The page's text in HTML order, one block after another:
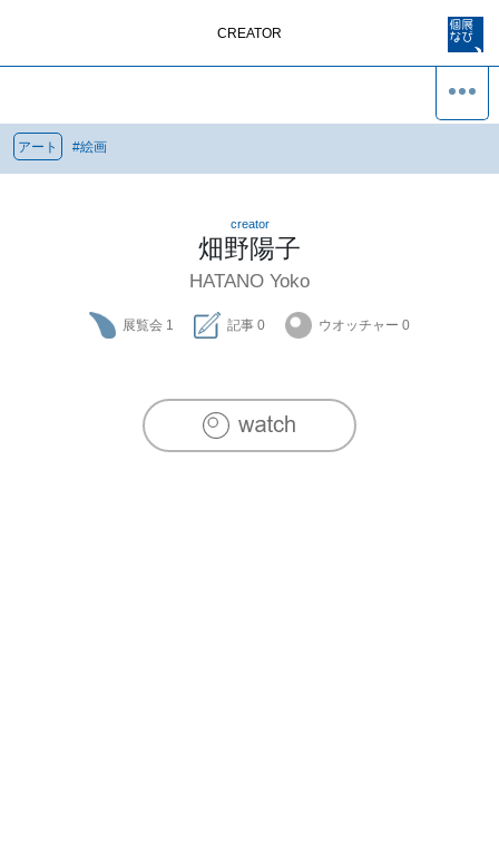
CREATOR
アート #絵画
creator
畑野陽子
HATANO Yoko
展覧会 1 記事 0 ウオッチャー 0